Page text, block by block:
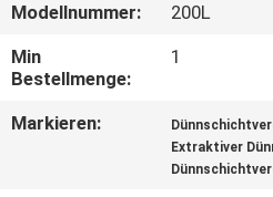
ÜBER
UNS
FABRIK-
Modellnummer:
200L
Min
Bestellmenge:
1
Markieren:
Extraktiver